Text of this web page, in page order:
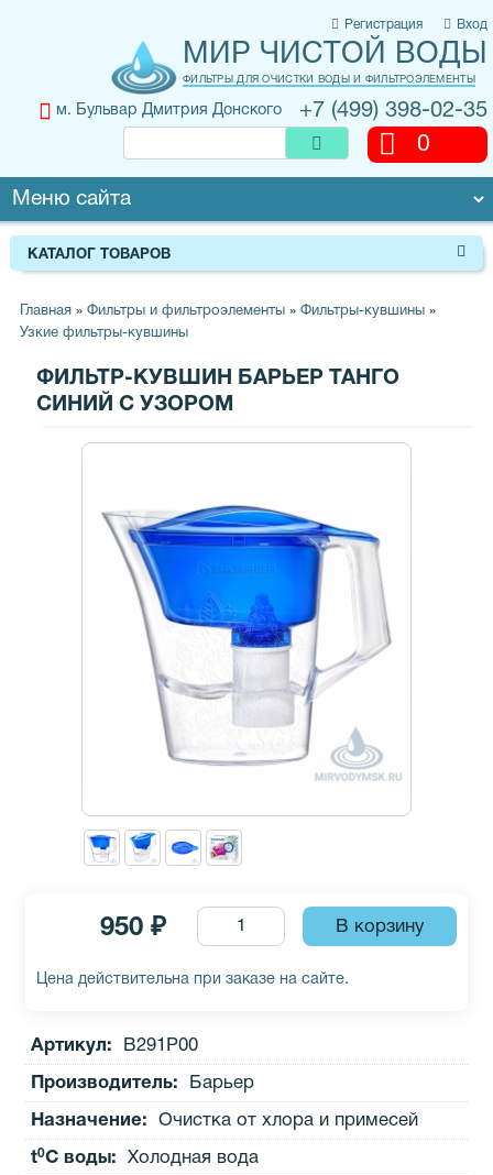
Регистрация Вход
МИР ЧИСТОЙ ВОДЫ
ФИЛЬТРЫ ДЛЯ ОЧИСТКИ ВОДЫ И ФИЛЬТРОЭЛЕМЕНТЫ
+7 (499) 398-02-35
м. Бульвар Дмитрия Донского
0
КАТАЛОГ ТОВАРОВ
Главная » Фильтры и фильтроэлементы » Фильтры-кувшины »
Узкие фильтры-кувшины
ФИЛЬТР-КУВШИН БАРЬЕР ТАНГО
СИНИЙ С УЗОРОМ
950 ₽
Цена действительна при заказе на сайте.
Артикул: В291Р00
Производитель: Барьер
Назначение: Очистка от хлора и примесей
t0C воды:
Холодная вода